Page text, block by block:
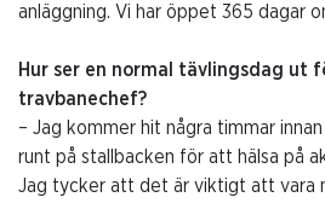
anläggning. Vi har öppet 365 dagar
Hur ser en normal tävlingsdag ut
travbanechef?
– Jag kommer hit några timmar
runt på stallbacken för att hälsa på
Jag tycker att det är viktigt att vara